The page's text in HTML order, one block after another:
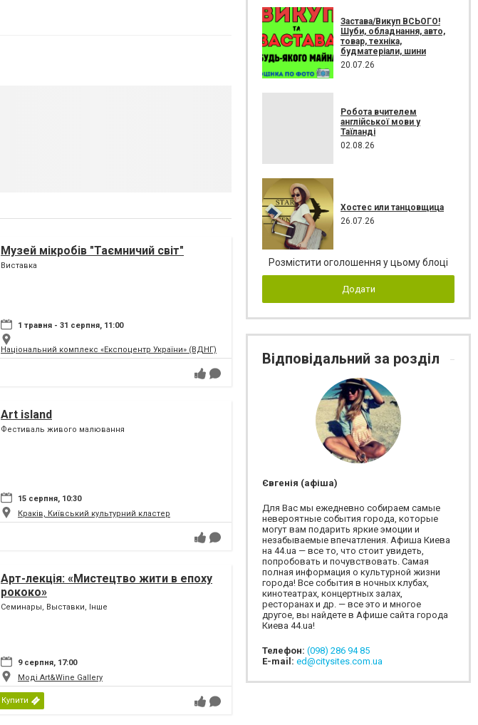
Музей мікробів "Таємничий світ"
Виставка
1 травня - 31 серпня, 11:00
Національний комплекс «Експоцентр України» (ВДНГ)
Art island
Фестиваль живого малювання
15 серпня, 10:30
Краків, Київський культурний кластер
Арт-лекція: «Мистецтво жити в епоху
рококо»
Семинары, Выставки, Інше
9 серпня, 17:00
Моді Art&Wine Gallery
Купити
Застава/Викуп ВСЬОГО!
Шуби, обладнання, авто,
товар, техніка,
будматеріали, шини
20.07.26
Робота вчителем
англійської мови у
Таїланді
02.08.26
Хостес или танцовщица
26.07.26
Розмістити оголошення у цьому блоці
Додати
Відповідальний за розділ
Євгенія (афіша)
Для Вас мы ежедневно собираем самые
невероятные события города, которые
могут вам подарить яркие эмоции и
незабываемые впечатления. Афиша Киева
на 44.ua — все то, что стоит увидеть,
попробовать и почувствовать. Самая
полная информация о культурной жизни
города! Все события в ночных клубах,
кинотеатрах, концертных залах,
ресторанах и др. — все это и многое
другое, вы найдете в Афише сайта города
Киева 44.ua!
Телефон: (098) 286 94 85
E-mail: ed@citysites.com.ua